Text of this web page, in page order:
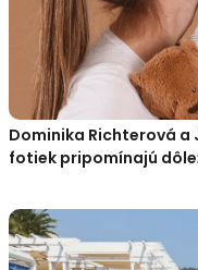
Dominika Richterová a
fotiek pripomínajú